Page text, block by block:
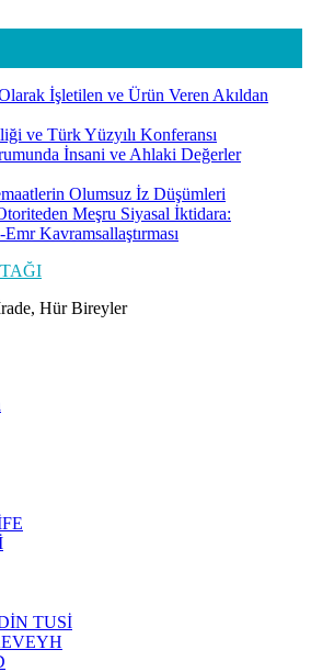
İşletilen ve Ürün Veren Akıldan
ve Türk Yüzyılı Konferansı
İnsani ve Ahlaki Değerler
Olumsuz İz Düşümleri
Meşru Siyasal İktidara:
Kavramsallaştırması
Hür Bireyler
TUSİ